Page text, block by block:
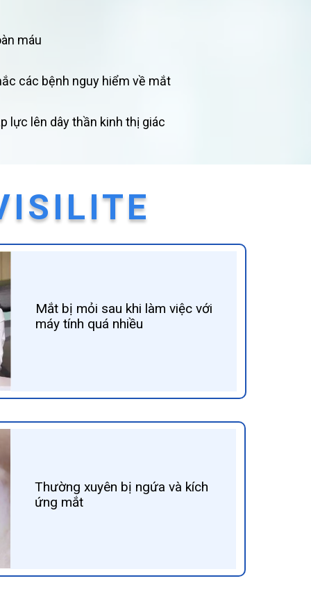
máu
các bệnh nguy hiểm về mắt
lực lên dây thần kinh thị giác
Mắt bị mỏi sau khi làm việc với
máy tính quá nhiều
Thường xuyên bị ngứa và kích
ứng mắt